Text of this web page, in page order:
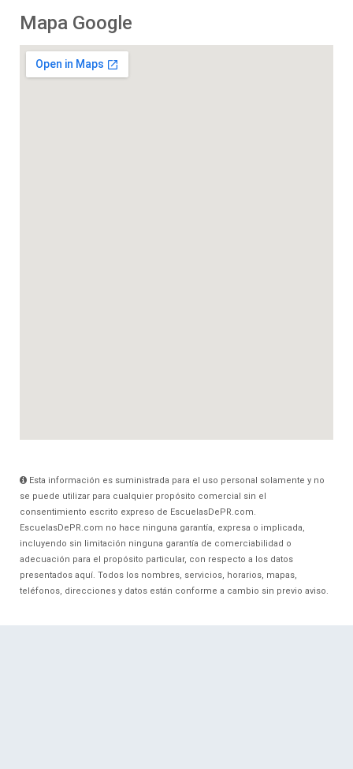
Mapa Google
Esta información es suministrada para el uso personal solamente y no
se puede utilizar para cualquier propósito comercial sin el
consentimiento escrito expreso de EscuelasDePR.com.
EscuelasDePR.com no hace ninguna garantía, expresa o implicada,
incluyendo sin limitación ninguna garantía de comerciabilidad o
adecuación para el propósito particular, con respecto a los datos
presentados aquí. Todos los nombres, servicios, horarios, mapas,
teléfonos, direcciones y datos están conforme a cambio sin previo aviso.